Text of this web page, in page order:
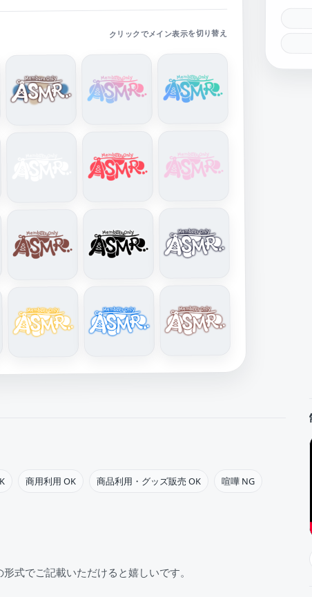
クリックでメイン表示を切り替え
商用利用 OK 商品利用・グッズ販売 OK 喧嘩 NG
式でご記載いただけると嬉しいです。